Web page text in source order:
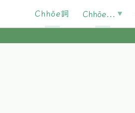
Chhōe詞 Chhōe...